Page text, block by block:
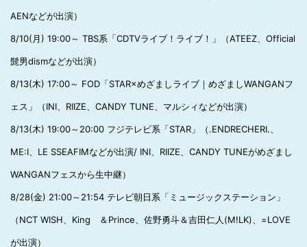
AENなどが出演）
8/10(月) 19:00～ TBS系「CDTVライブ！ライブ！」（ATEEZ、Official
髭男dismなどが出演）
8/13(木) 17:00～ FOD「STAR×めざましライブ｜めざましWANGANフ
ェス」（INI、RIIZE、CANDY TUNE、マルシィなどが出演）
8/13(木) 19:00～20:00 フジテレビ系「STAR」（.ENDRECHERI.、
ME:I、LE SSEAFIMなどが出演/ INI、RIIZE、CANDY TUNEがめざまし
WANGANフェスから生中継）
8/28(金) 21:00～21:54 テレビ朝日系「ミュージックステーション」
（NCT WISH、King ＆Prince、佐野勇斗＆吉田仁人(M!LK)、=LOVE
が出演）